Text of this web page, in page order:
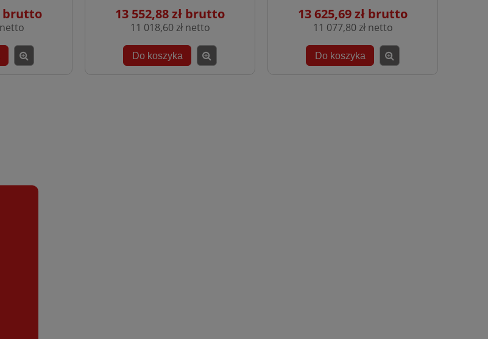
13 552,88 zł
11 018,60 zł
Do koszyka
13 625,69 zł
11 077,80 zł
Do koszyka